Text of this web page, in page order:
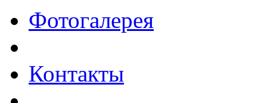
Фотогалерея
Контакты